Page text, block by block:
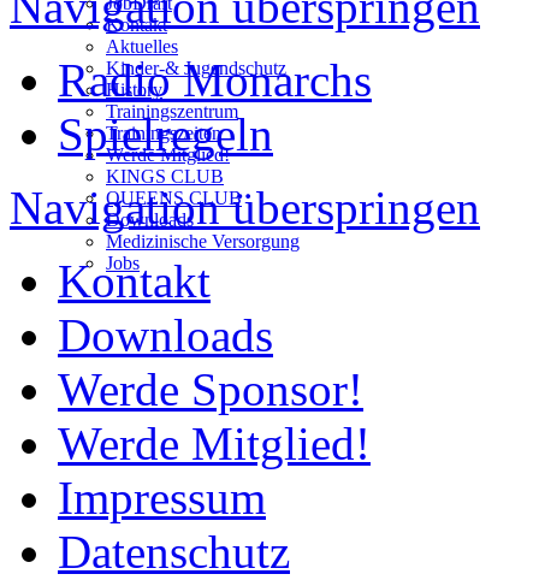
Kontakt
Aktuelles
Kinder-& Jugendschutz
History
Trainingszentrum
Trainingszeiten
Werde Mitglied!
KINGS CLUB
QUEENS CLUB
Downloads
Medizinische Versorgung
Jobs
Radio Monarchs
Spielregeln
Navigation überspringen
Kontakt
Downloads
Werde Sponsor!
Werde Mitglied!
Impressum
Datenschutz